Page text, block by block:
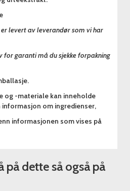
levert av leverandør som vi har
for garanti må du sjekke forpakning
og -materiale kan inneholde
om ingredienser,
informasjonen som vises på
på dette så også på